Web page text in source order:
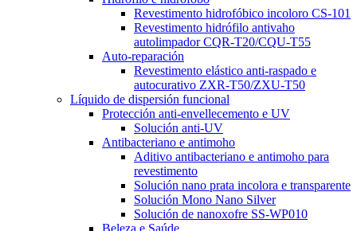
Revestimento hidrofóbico incoloro CS-101
Revestimento hidrófilo antivaho
autolimpador CQR-T20/CQU-T55
Auto-reparación
Revestimento elástico anti-raspado e
autocurativo ZXR-T50/ZXU-T50
Líquido de dispersión funcional
Protección anti-envellecemento e UV
Solución anti-UV
Antibacteriano e antimoho
Aditivo antibacteriano e antimoho para
revestimento
Solución nano prata incolora e transparente
Solución Mono Nano Silver
Solución de nanoxofre SS-WP010
Beleza e Saúde